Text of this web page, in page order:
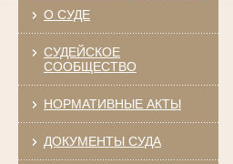
О СУДЕ
СУДЕЙСКОЕ
СООБЩЕСТВО
НОРМАТИВНЫЕ АКТЫ
ДОКУМЕНТЫ СУДА